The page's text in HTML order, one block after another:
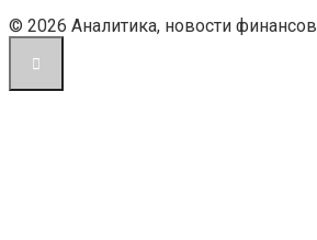
© 2026 Аналитика, новости финансов